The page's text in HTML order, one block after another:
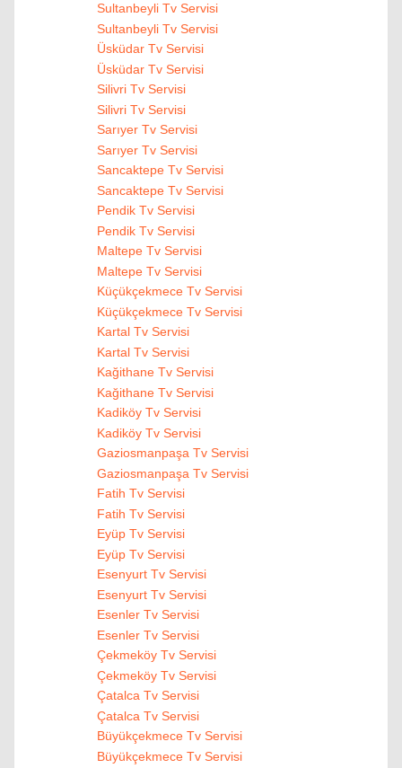
Sultanbeyli Tv Servisi
Sultanbeyli Tv Servisi
Üsküdar Tv Servisi
Üsküdar Tv Servisi
Silivri Tv Servisi
Silivri Tv Servisi
Sarıyer Tv Servisi
Sarıyer Tv Servisi
Sancaktepe Tv Servisi
Sancaktepe Tv Servisi
Pendik Tv Servisi
Pendik Tv Servisi
Maltepe Tv Servisi
Maltepe Tv Servisi
Küçükçekmece Tv Servisi
Küçükçekmece Tv Servisi
Kartal Tv Servisi
Kartal Tv Servisi
Kağithane Tv Servisi
Kağithane Tv Servisi
Kadiköy Tv Servisi
Kadiköy Tv Servisi
Gaziosmanpaşa Tv Servisi
Gaziosmanpaşa Tv Servisi
Fatih Tv Servisi
Fatih Tv Servisi
Eyüp Tv Servisi
Eyüp Tv Servisi
Esenyurt Tv Servisi
Esenyurt Tv Servisi
Esenler Tv Servisi
Esenler Tv Servisi
Çekmeköy Tv Servisi
Çekmeköy Tv Servisi
Çatalca Tv Servisi
Çatalca Tv Servisi
Büyükçekmece Tv Servisi
Büyükçekmece Tv Servisi